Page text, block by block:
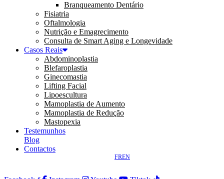
Branqueamento Dentário
Fisiatria
Oftalmologia
Nutrição e Emagrecimento
Consulta de Smart Aging e Longevidade
Casos Reais
Abdominoplastia
Blefaroplastia
Ginecomastia
Lifting Facial
Lipoescultura
Mamoplastia de Aumento
Mamoplastia de Redução
Mastopexia
Testemunhos
Blog
Contactos
EN
FR